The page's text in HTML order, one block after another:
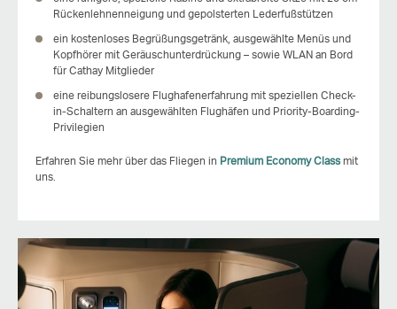
Rückenlehnenneigung und gepolsterten Lederfußstützen
ein kostenloses Begrüßungsgetränk, ausgewählte Menüs und
Kopfhörer mit Geräuschunterdrückung – sowie WLAN an Bord
für Cathay Mitglieder
eine reibungslosere Flughafenerfahrung mit speziellen Check-
in-Schaltern an ausgewählten Flughäfen und Priority-Boarding-
Privilegien
Erfahren Sie mehr über das Fliegen in Premium Economy Classmit
uns.